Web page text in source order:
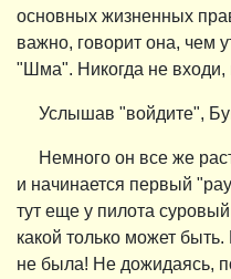
основных жизненных
важно, говорит она, чем
"Шма". Никогда не входи,
Услышав "войдите",
Немного он все же
и начинается первый
тут еще у пилота
какой только может
не была! Не дожидаясь,